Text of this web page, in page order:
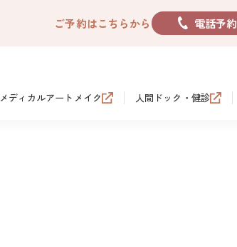
ご予約はこちらから 電話予約
メディカルアートメイク 人間ドック・健診